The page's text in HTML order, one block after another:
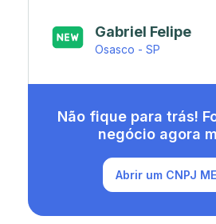
Japa’s açaí e
Rio de Janeiro - RJ
Não fique para trás!
negócio agora
Abrir um CNPJ